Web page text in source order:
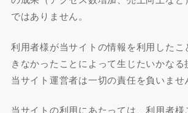
ではありません。
利用者様が当サイトの情報を利用した
きなかったことによって生じたいかなる
当サイト運営者は一切の責任を負いませ
当サイトの利用にあたっては、利用者